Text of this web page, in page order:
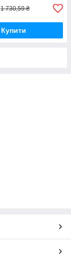
1 730,59 ₴
Купити